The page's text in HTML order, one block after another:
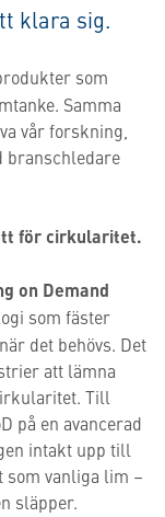
klara sig.
som
Samma
vår forskning,
branschledare
för cirkularitet.
on Demand
som fäster
det behövs. Det
att lämna
Till
på en avancerad
intakt upp till
vanliga lim –
släpper.